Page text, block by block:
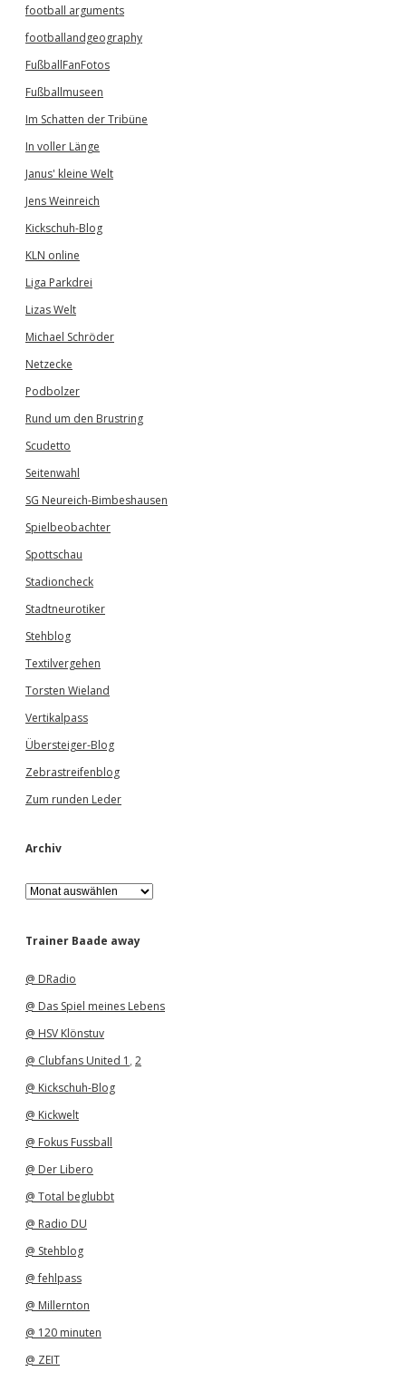
football arguments
footballandgeography
FußballFanFotos
Fußballmuseen
Im Schatten der Tribüne
In voller Länge
Janus' kleine Welt
Jens Weinreich
Kickschuh-Blog
KLN online
Liga Parkdrei
Lizas Welt
Michael Schröder
Netzecke
Podbolzer
Rund um den Brustring
Scudetto
Seitenwahl
SG Neureich-Bimbeshausen
Spielbeobachter
Spottschau
Stadioncheck
Stadtneurotiker
Stehblog
Textilvergehen
Torsten Wieland
Vertikalpass
Übersteiger-Blog
Zebrastreifenblog
Zum runden Leder
Archiv
A
r
h
Trainer Baade away
@ DRadio
@ Das Spiel meines Lebens
@ HSV Klönstuv
@ Clubfans United 1 , 2
@ Kickschuh-Blog
@ Kickwelt
@ Fokus Fussball
@ Der Libero
@ Total beglubbt
@ Radio DU
@ Stehblog
@ fehlpass
@ Millernton
@ 120 minuten
@ ZEIT